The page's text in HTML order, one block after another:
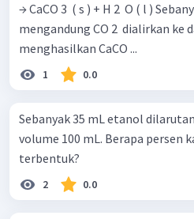
→ CaCO 3 ​ ( s ) + H 2 ​ O ( l ) Sebanyak 1 L udara yang
mengandung CO 2 ​ dialirkan ke
menghasilkan CaCO ...
1 0.0
Sebanyak 35 mL etanol
volume 100 mL. Berapa persen
terbentuk?
2 0.0